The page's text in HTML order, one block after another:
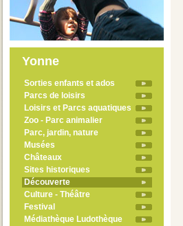
Yonne
Sorties enfants et ados
Parcs de loisirs
Loisirs et Parcs aquatiques
Zoo - Parc animalier
Parc, jardin, nature
Musées
Châteaux
Sites historiques
Découverte
Culture - Théâtre
Festival
Médiathèque Ludothèque